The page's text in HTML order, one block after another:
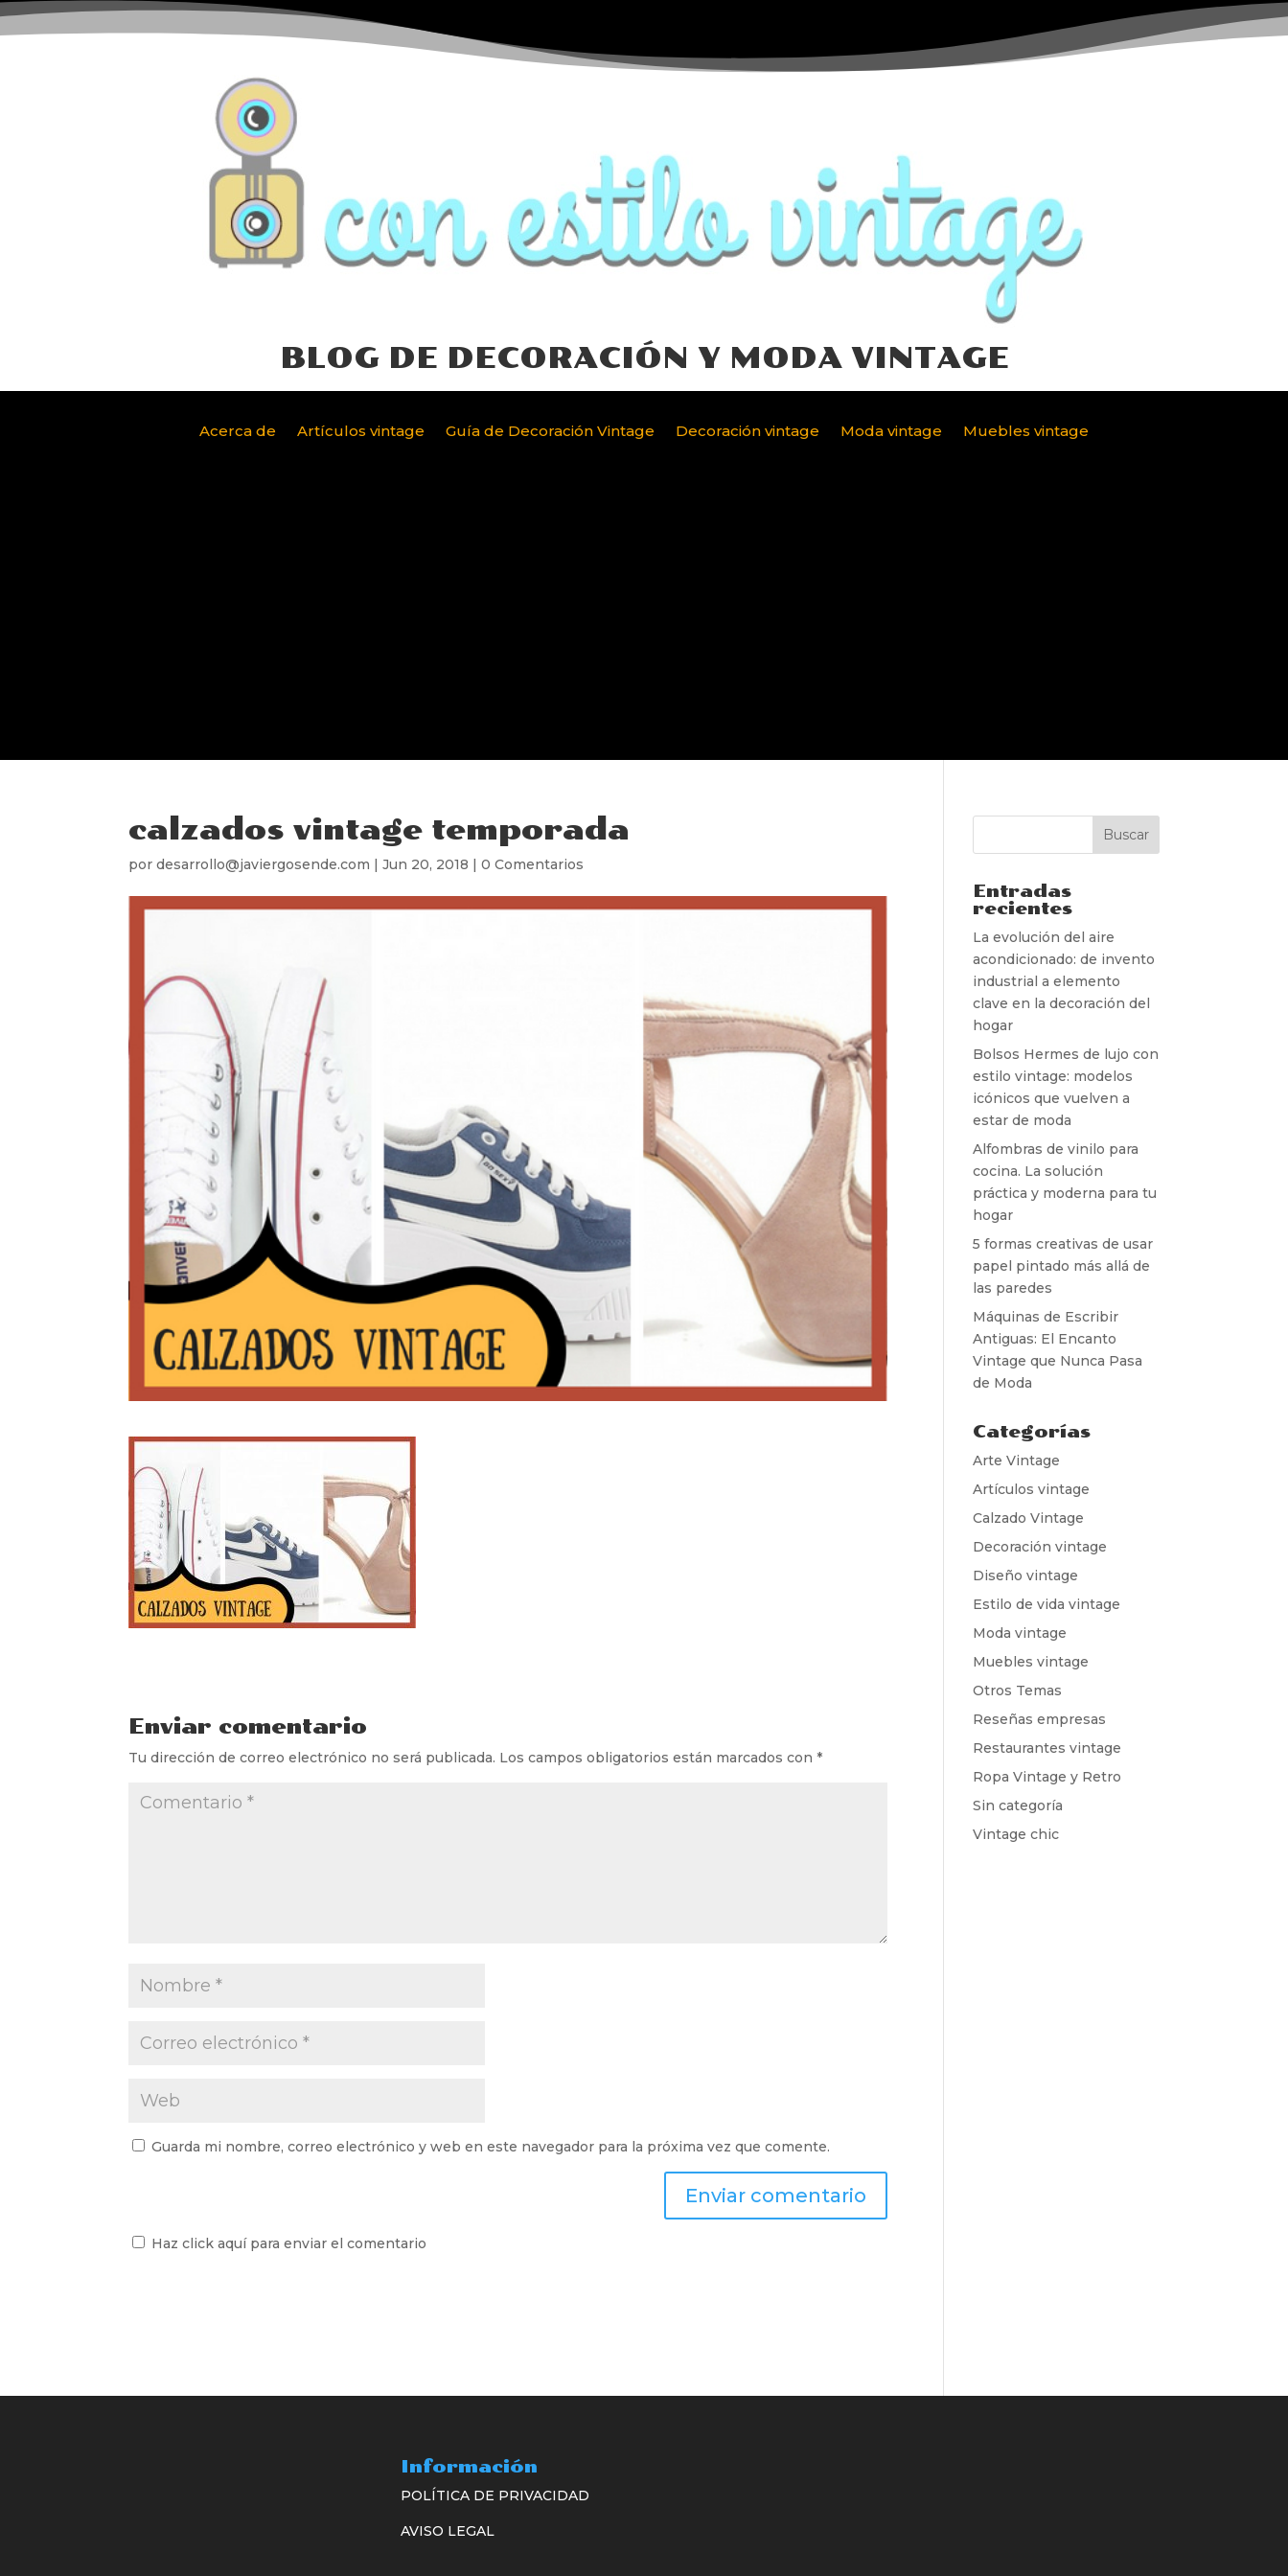
BLOG DE DECORACIÓN Y MODA VINTAGE
Acerca de Artículos vintage Guía de Decoración Vintage Decoración vintage Moda vintage Muebles vintage
calzados vintage temporada
pordesarrollo@javiergosende.com |Jun 20, 2018 |0 Comentarios
Enviar comentario
Tu dirección de correo electrónico no será publicada. Los campos obligatorios están marcados con*
Guarda mi nombre, correo electrónico y web en este navegador para la próxima vez que comente.
Haz click aquí para enviar el comentario
Entradas
recientes
La evolución del aire
acondicionado: de invento
industrial a elemento
clave en la decoración del
hogar
Bolsos Hermes de lujo con
estilo vintage: modelos
icónicos que vuelven a
estar de moda
Alfombras de vinilo para
cocina. La solución
práctica y moderna para tu
hogar
5 formas creativas de usar
papel pintado más allá de
las paredes
Máquinas de Escribir
Antiguas: El Encanto
Vintage que Nunca Pasa
de Moda
Categorías
Arte Vintage
Artículos vintage
Calzado Vintage
Decoración vintage
Diseño vintage
Estilo de vida vintage
Moda vintage
Muebles vintage
Otros Temas
Reseñas empresas
Restaurantes vintage
Ropa Vintage y Retro
Sin categoría
Vintage chic
Información
POLÍTICA DE PRIVACIDAD
AVISO LEGAL